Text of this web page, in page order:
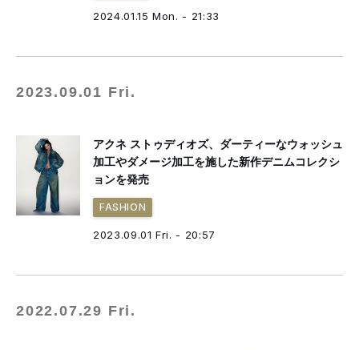
2024.01.15 Mon. - 21:33
2023.09.01 Fri.
アクネ ストゥディオズ、ダーティーなウォッシュ
加工やダメージ加工を施した新作デニムコレクシ
ョンを発売
FASHION
2023.09.01 Fri. - 20:57
2022.07.29 Fri.